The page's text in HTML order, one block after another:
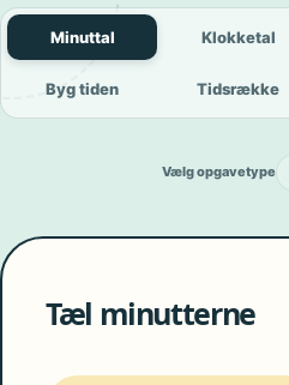
Minuttal Klokketal
Byg tiden Tidsrække
Vælg opgavetype
Tæl minutterne